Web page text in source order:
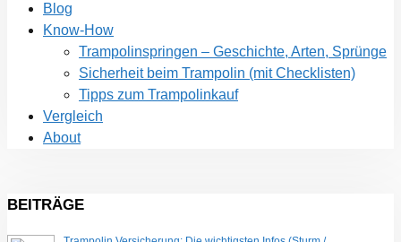
Blog
Know-How
Trampolinspringen – Geschichte, Arten, Sprünge
Sicherheit beim Trampolin (mit Checklisten)
Tipps zum Trampolinkauf
Vergleich
About
BEITRÄGE